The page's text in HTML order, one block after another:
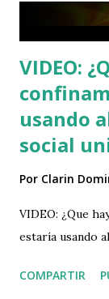
publicado en
John Matze...
VIDEO:
usando
social
Por Clarin
VIDEO: ¿Que
estaría usando
COMPARTIR